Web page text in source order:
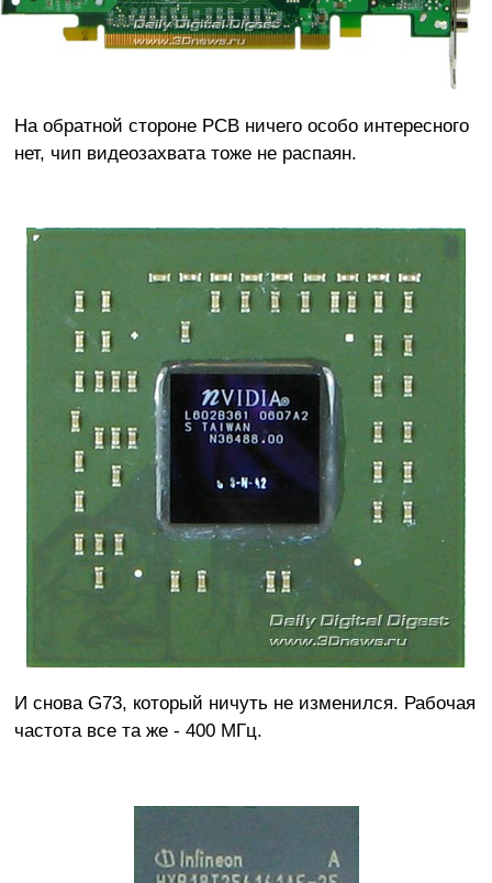
На обратной стороне PCB ничего особо интересного
нет, чип видеозахвата тоже не распаян.
И снова G73, который ничуть не изменился. Рабочая
частота все та же - 400 МГц.